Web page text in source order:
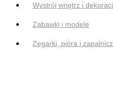
Wystrój wnętrz i
Zabawki i modele
Zegarki, pióra i